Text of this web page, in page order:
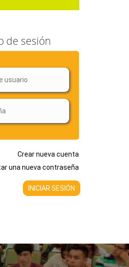
de sesión
Crear nueva cuenta
una nueva contraseña